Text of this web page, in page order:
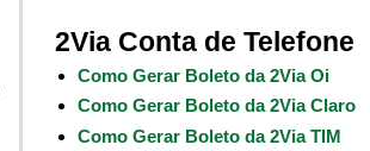
2Via Conta de Telefone
Como Gerar Boleto da 2Via Oi
Como Gerar Boleto da 2Via Claro
Como Gerar Boleto da 2Via TIM